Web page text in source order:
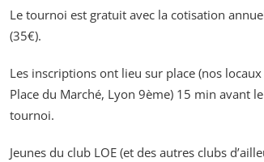
Le tournoi est gratuit avec la cotisation
(35€).
Les inscriptions ont lieu sur place (nos
Place du Marché, Lyon 9ème) 15 min avant
tournoi.
Jeunes du club LOE (et des autres clubs